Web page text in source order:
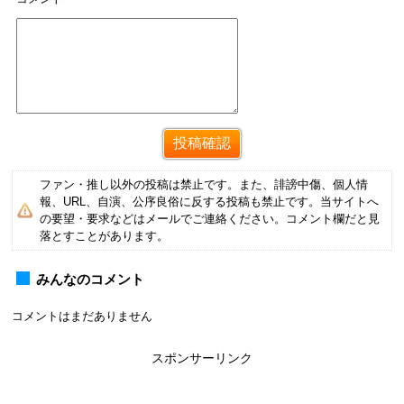
ファン・推し以外の投稿は禁止です。また、誹謗中傷、個人情
報、URL、自演、公序良俗に反する投稿も禁止です。当サイトへ
の要望・要求などはメールでご連絡ください。コメント欄だと見
落とすことがあります。
みんなのコメント
コメントはまだありません
スポンサーリンク